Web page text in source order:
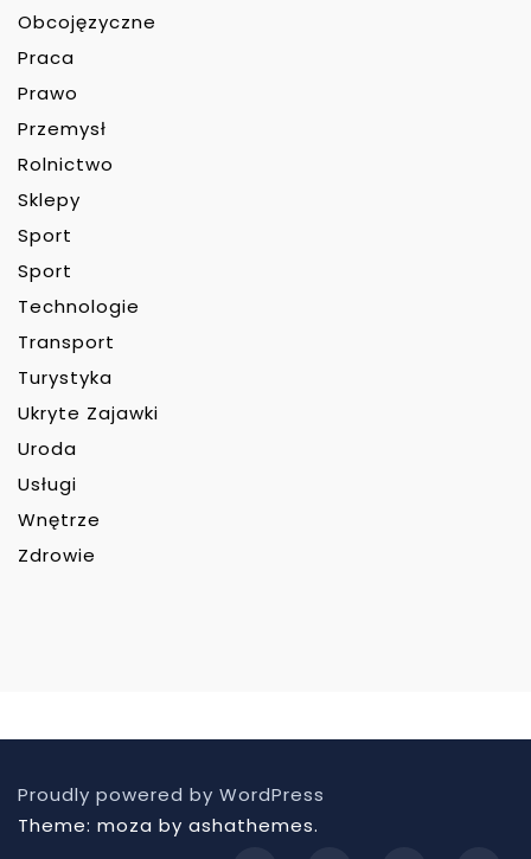
Obcojęzyczne
Praca
Prawo
Przemysł
Rolnictwo
Sklepy
Sport
Sport
Technologie
Transport
Turystyka
Ukryte Zajawki
Uroda
Usługi
Wnętrze
Zdrowie
Proudly powered by WordPress
Theme: moza by ashathemes.